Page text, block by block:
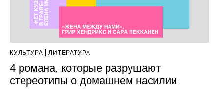
КУЛЬТУРА ЛИТЕРАТУРА
4 романа, которые разрушают
стереотипы о домашнем насилии